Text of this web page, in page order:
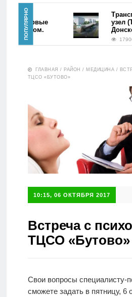
Главная
Новости
Справочник
ПОПУЛЯРНО
Первые
фэйком.
узел
17906
ГЛАВНАЯ / РАЙОН / МЕДИЦИНА /
ТЦСО «БУТОВО»
10:15, 06 ОКТЯБРЯ 2017
Встреча с
ТЦСО «Бутово»
Свои вопросы специалисту-
сможете задать в пятницу, 6